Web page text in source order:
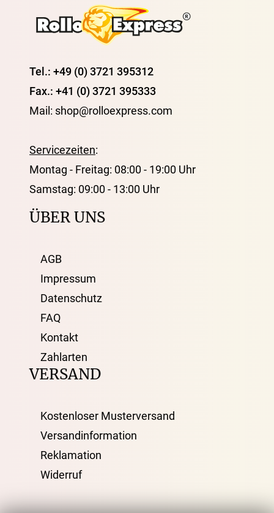
Tel.: +49 (0) 3721 395312
Fax.: +41 (0) 3721 395333
Mail: shop@rolloexpress.com
Servicezeiten:
Montag - Freitag: 08:00 - 19:00 Uhr
Samstag: 09:00 - 13:00 Uhr
ÜBER UNS
AGB
Impressum
Datenschutz
FAQ
Kontakt
Zahlarten
VERSAND
Kostenloser Musterversand
Versandinformation
Reklamation
Widerruf